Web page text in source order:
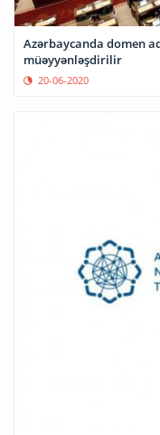
Azərbaycanda domen
müəyyənləşdirilir
20-06-2020